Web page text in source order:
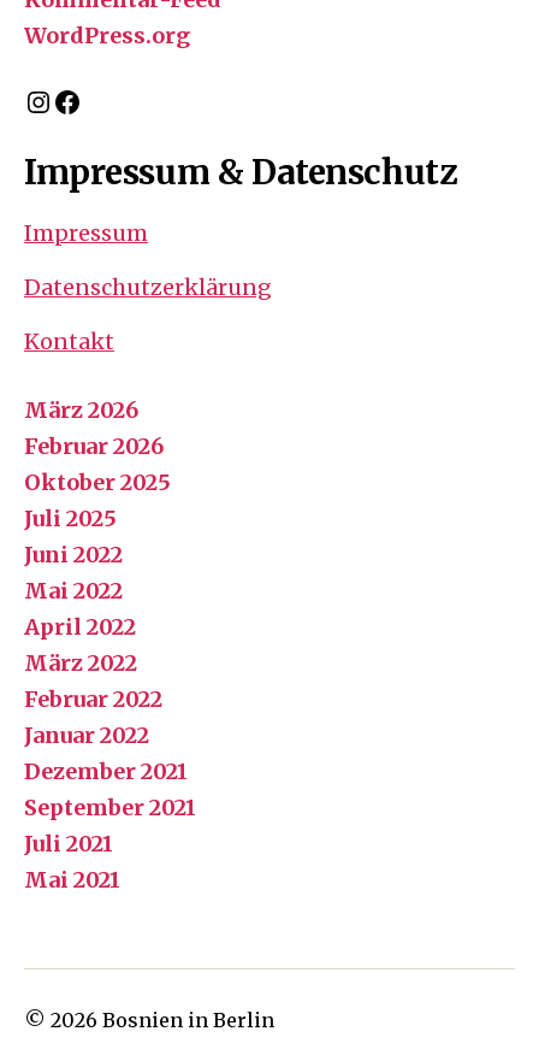
WordPress.org
Instagram
Facebook
Impressum & Datenschutz
Impressum
Datenschutzerklärung
Kontakt
März 2026
Februar 2026
Oktober 2025
Juli 2025
Juni 2022
Mai 2022
April 2022
März 2022
Februar 2022
Januar 2022
Dezember 2021
September 2021
Juli 2021
Mai 2021
© 2026 Bosnien in Berlin